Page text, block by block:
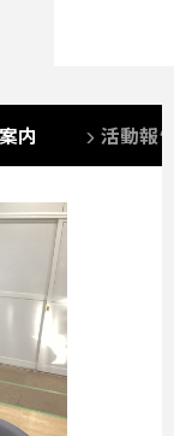
内 活動報